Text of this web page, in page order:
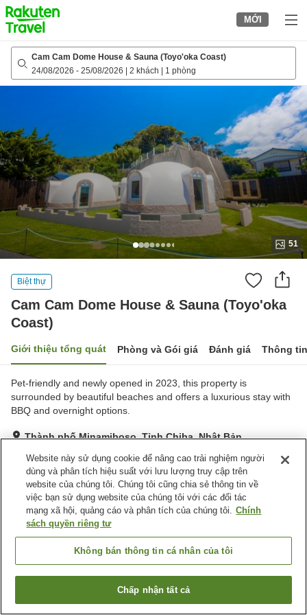
to
top
page
MỚI
Cam Cam Dome House & Sauna (Toyo'oka Coast)
24/08/2026 - 25/08/2026 2 khách 1 phòng
51
Biệt thự
Cam Cam Dome House & Sauna (Toyo'oka
Coast)
Giới thiệu tổng quát Phòng và Gói giá Đánh giá Thông
Pet-friendly and newly opened in 2023, this property is
surrounded by beautiful beaches and offers a luxurious stay with
BBQ and overnight options.
Thành phố Minamiboso, Tỉnh Chiba, Nhật Bản
Xuất sắc Đánh giá:11lượt
Tiện nghi chỗ nghỉ
Nhà bếp (dùng chung)
BBQ
Cam Cam Dome House & Sauna (Toyo'oka Coast)
Tìm phòng trống
Website này sử dụng cookie để nâng cao trải nghiệm người
dùng và phân tích hiệu suất với lưu lượng truy cập trên
website của chúng tôi. Chúng tôi cũng chia sẻ thông tin về
việc bạn sử dụng website của chúng tôi với các đối tác
mạng xã hội, quảng cáo và phân tích của chúng tôi. Chính
sách quyền riêng tư
Không bán thông tin cá nhân của tôi
Chấp nhận tất cả